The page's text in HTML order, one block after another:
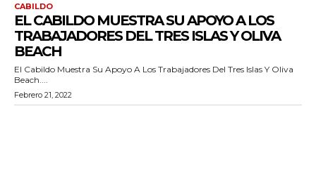
CABILDO
EL CABILDO MUESTRA SU APOYO A LOS
TRABAJADORES DEL TRES ISLAS Y OLIVA
BEACH
El Cabildo Muestra Su Apoyo A Los Trabajadores Del Tres Islas Y Oliva
Beach....
Febrero 21, 2022